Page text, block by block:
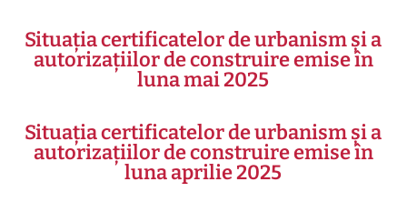
Situația certificatelor de urbanism și a
autorizațiilor de construire emise în
luna mai 2025
Situația certificatelor de urbanism și a
autorizațiilor de construire emise în
luna aprilie 2025